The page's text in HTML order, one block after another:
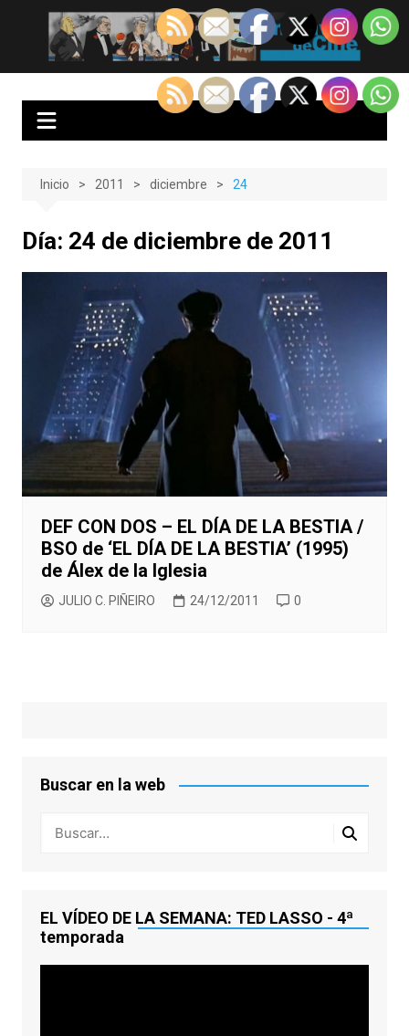
contenido
EnClave de Cine
Crítica cinematográfica y audiovisual. Punto de encuentro para los
Inicio 2011 diciembre 24
Día: 24 de diciembre de 2011
DEF CON DOS – EL DÍA DE LA BESTIA /
BSO de ‘EL DÍA DE LA BESTIA’ (1995)
de Álex de la Iglesia
JULIO C. PIÑEIRO 24/12/2011 0
Buscar en la web
EL VÍDEO DE LA SEMANA: TED LASSO - 4ª
temporada